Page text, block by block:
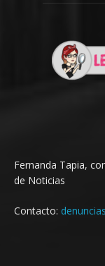
Fernanda Tapia,
de Noticias
Contacto: